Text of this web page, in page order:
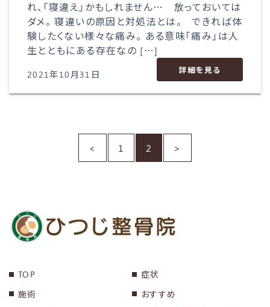
れ、「寝違え」かもしれません… 放っておいては
ダメ。 寝違いの原因と対処法とは。 できれば体
験したくない様々な痛み。 ある意味「痛み」は人
生とともにある存在なの […]
2021年10月31日 詳細を見る
< 1 2 >
TOP
症状
施術
おすすめ